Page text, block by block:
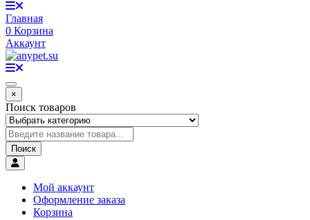
Главная
0 Корзина
Аккаунт
×
Поиск товаров
Поиск
Мой аккаунт
Оформление заказа
Корзина